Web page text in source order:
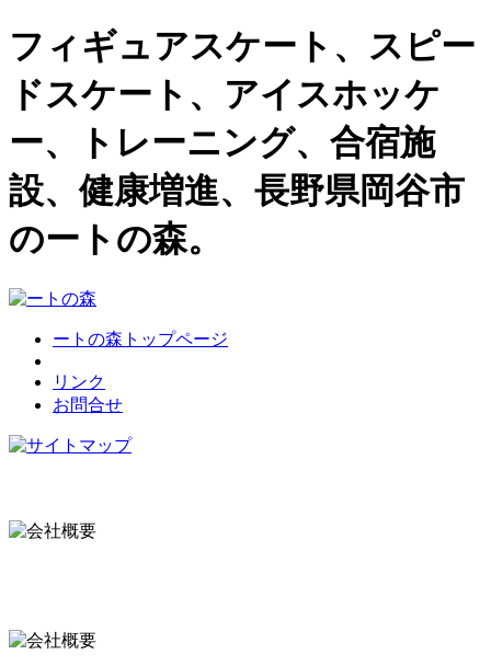
フィギュアスケート、スピー
ドスケート、アイスホッケ
ー、トレーニング、合宿施
設、健康増進、長野県岡谷市
のートの森。
ートの森トップページ
リンク
お問合せ